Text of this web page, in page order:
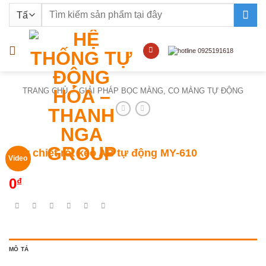
nội
Tìm
TRANG CHỦ / GIẢI PHÁP BỌC MÀNG, CO MÀNG TỰ ĐỘNG
Video
Máy chiết rót keo AB tự động MY-610
0₫
MÔ TẢ